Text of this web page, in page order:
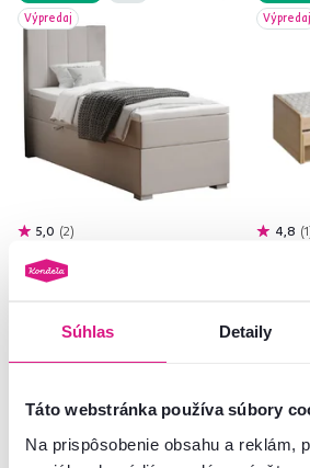
Súhlas Detaily
Táto webstránka používa súbory
Na prispôsobenie obsahu a reklám,
Výpredaj
5,0 2
taupe, 80x200, ľavá, BRED
459 € -22%
2 Plocha na spanie (cm), 2 Prevedenie
Výpredaj
4,8 1
Posteľ
jaseň/
479 €
249 €
1